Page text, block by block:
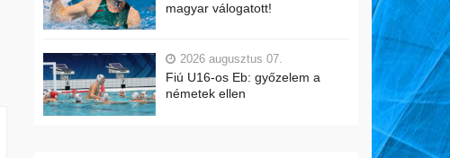
magyar válogatott!
2026 augusztus 07.
Fiú U16-os Eb: győzelem a
németek ellen